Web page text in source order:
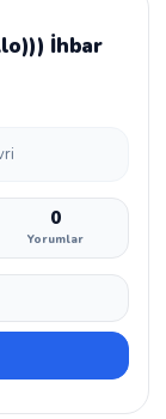
İhbar
0
Yorumlar